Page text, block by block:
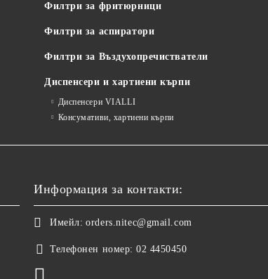
Филтри за фритюрници
Филтри за аспиратори
Филтри за Въздухопречистватели
Диспенсери и хартиени кърпи
Диспенсери VIALLI
Консумативи, хартиени кърпи
Информация за контакти:
Имейл: orders.nitec@gmail.com
Телефонен номер: 02 4450450